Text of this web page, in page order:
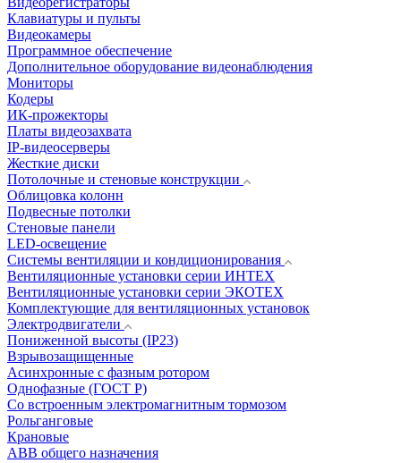
Клавиатуры и пульты
Видеокамеры
Программное обеспечение
Дополнительное оборудование видеонаблюдения
Мониторы
Кодеры
ИК-прожекторы
Платы видеозахвата
IP-видеосерверы
Жесткие диски
Потолочные и стеновые конструкции
Облицовка колонн
Подвесные потолки
Стеновые панели
LED-освещение
Системы вентиляции и кондиционирования
Вентиляционные установки серии ИНТЕХ
Вентиляционные установки серии ЭКОТЕХ
Комплектующие для вентиляционных установок
Электродвигатели
Пониженной высоты (IP23)
Взрывозащищенные
Асинхронные с фазным ротором
Однофазные (ГОСТ Р)
Со встроенным электромагнитным тормозом
Рольганговые
Крановые
АВВ общего назначения